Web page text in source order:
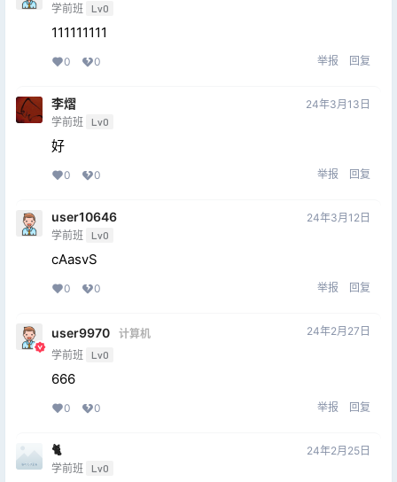
学前班 Lv0
111111111
0 0 举报 回复
李熠
学前班 Lv0
24年3月13日
好
0 0 举报 回复
user10646
学前班 Lv0
24年3月12日
cAasvS
0 0 举报 回复
user9970
计算机
学前班 Lv0
24年2月27日
666
0 0 举报 回复
🐈
学前班 Lv0
24年2月25日